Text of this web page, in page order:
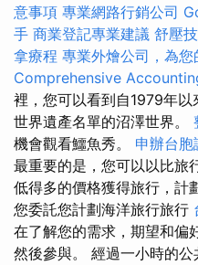
意事項 專業網路行銷公司
手 商業登記專業建議 舒壓
拿療程 專業外燴公司，為
Comprehensive
裡，您可以看到自1979年
世界遺產名單的沼澤世界。
機會觀看鱷魚秀。 申辦台胞
最重要的是，您可以以比旅
低得多的價格獲得旅行，計
您委託您計劃海洋旅行旅行
在了解您的需求，期望和偏
然後參與。 經過一小時的公